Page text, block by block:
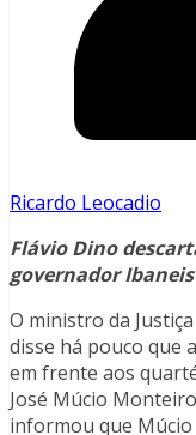
Ricardo Leocadio
Flávio Dino
governador Ibaneis
O ministro da
disse há pouco que
em frente aos
José Múcio
informou que